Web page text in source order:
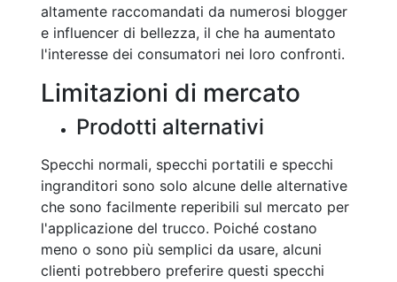
altamente raccomandati da numerosi blogger
e influencer di bellezza, il che ha aumentato
l'interesse dei consumatori nei loro confronti.
Limitazioni di mercato
Prodotti alternativi
Specchi normali, specchi portatili e specchi
ingranditori sono solo alcune delle alternative
che sono facilmente reperibili sul mercato per
l'applicazione del trucco. Poiché costano
meno o sono più semplici da usare, alcuni
clienti potrebbero preferire questi specchi